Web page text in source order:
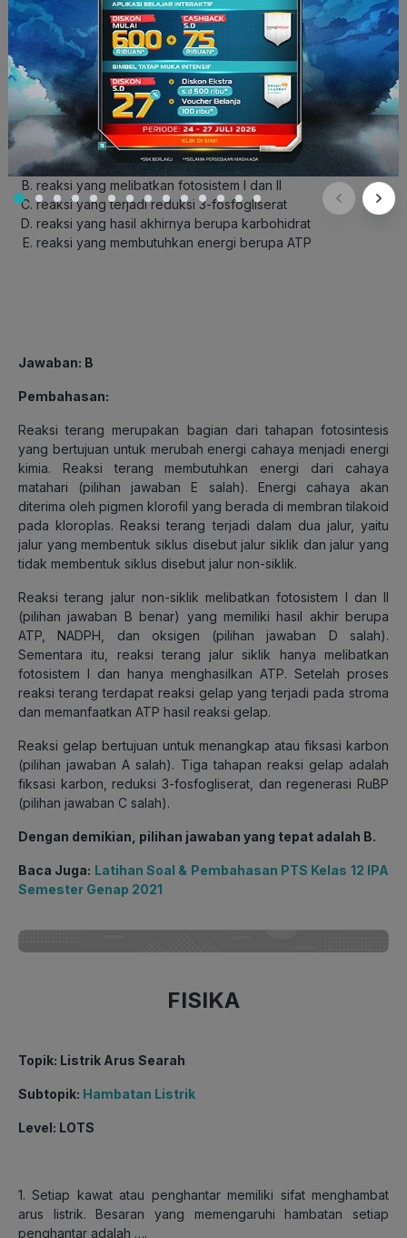
Subtopik: Fotosintesis Reaksi Terang
Level Kognitif: LOTS
6. Informasi yang tepat terkait reaksi terang adalah ….
reaksi yang terjadi proses fiksasi karbon
reaksi yang melibatkan fotosistem I dan II
reaksi yang terjadi reduksi 3-fosfogliserat
reaksi yang hasil akhirnya berupa karbohidrat
reaksi yang membutuhkan energi berupa ATP
Jawaban: B
Pembahasan:
Reaksi terang merupakan bagian dari tahapan fotosintesis
yang bertujuan untuk merubah energi cahaya menjadi energi
kimia. Reaksi terang membutuhkan energi dari cahaya
matahari (pilihan jawaban E salah). Energi cahaya akan
diterima oleh pigmen klorofil yang berada di membran tilakoid
pada kloroplas. Reaksi terang terjadi dalam dua jalur, yaitu
jalur yang membentuk siklus disebut jalur siklik dan jalur yang
tidak membentuk siklus disebut jalur non-siklik.
Reaksi terang jalur non-siklik melibatkan fotosistem I dan II
(pilihan jawaban B benar) yang memiliki hasil akhir berupa
ATP, NADPH, dan oksigen (pilihan jawaban D salah).
Sementara itu, reaksi terang jalur siklik hanya melibatkan
fotosistem I dan hanya menghasilkan ATP. Setelah proses
reaksi terang terdapat reaksi gelap yang terjadi pada stroma
dan memanfaatkan ATP hasil reaksi gelap.
Reaksi gelap bertujuan untuk menangkap atau fiksasi karbon
(pilihan jawaban A salah). Tiga tahapan reaksi gelap adalah
fiksasi karbon, reduksi 3-fosfogliserat, dan regenerasi RuBP
(pilihan jawaban C salah).
Dengan demikian, pilihan jawaban yang tepat adalah B.
Baca Juga: Latihan Soal & Pembahasan PTS Kelas 12 IPA
Semester Genap 2021
FISIKA
Topik: Listrik Arus Searah
Subtopik: Hambatan Listrik
Level: LOTS
1. Setiap kawat atau penghantar memiliki sifat menghambat
arus listrik. Besaran yang memengaruhi hambatan setiap
penghantar adalah ….